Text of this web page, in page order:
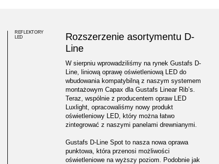
REFLEKTORY
LED
Rozszerzenie asortymentu D-
Line
W sierpniu wprowadziliśmy na rynek Gustafs D-
Line, liniową oprawę oświetleniową LED do
wbudowania kompatybilną z naszym systemem
montażowym Capax dla Gustafs Linear Rib’s.
Teraz, wspólnie z producentem opraw LED
Luxlight, opracowaliśmy nowy produkt
oświetleniowy LED, który można łatwo
zintegrować z naszymi panelami drewnianymi.
Gustafs D-Line Spot to nasza nowa oprawa
punktowa, która przenosi możliwości
oświetleniowe na wyższy poziom. Podobnie jak